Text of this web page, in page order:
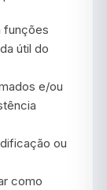
funções
útil do
e/ou
ou
como